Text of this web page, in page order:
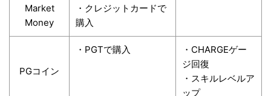
Market
Money
・クレジットカードで
購入
PGコイン
・PGTで購入
・CHARGEゲー
ジ回復
・スキルレベルア
ップ